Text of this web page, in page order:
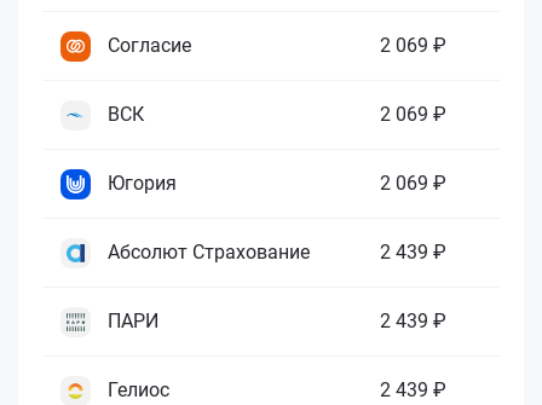
Согласие 2 069 ₽
ВСК 2 069 ₽
Югория 2 069 ₽
Абсолют Страхование 2 439 ₽
ПАРИ 2 439 ₽
Гелиос 2 439 ₽